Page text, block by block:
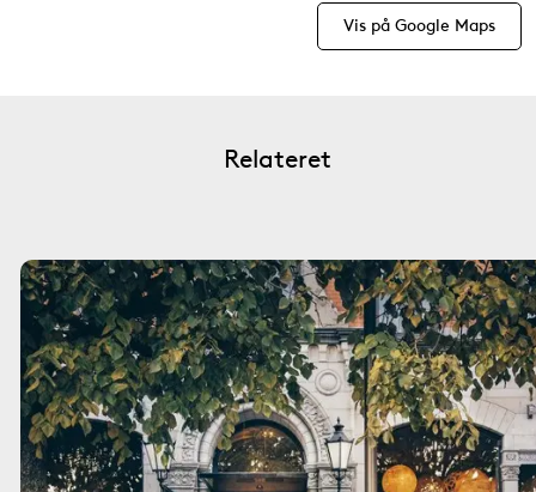
Vis på Google Maps
Relateret